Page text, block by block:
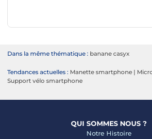
Dans la même thématique : banane casyx
Tendances actuelles : Manette smartphone |
Support vélo smartphone
QUI SOMMES NOUS ?
Notre Histoire